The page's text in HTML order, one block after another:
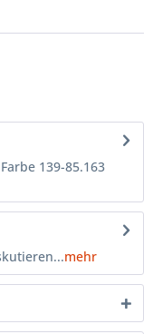
139-85.163
mehr